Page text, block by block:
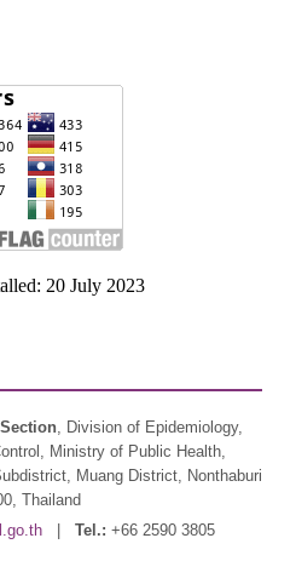
20 July 2023
, Division of Epidemiology,
Ministry of Public Health,
Muang District, Nonthaburi
Thailand
| Tel.: +66 2590 3805